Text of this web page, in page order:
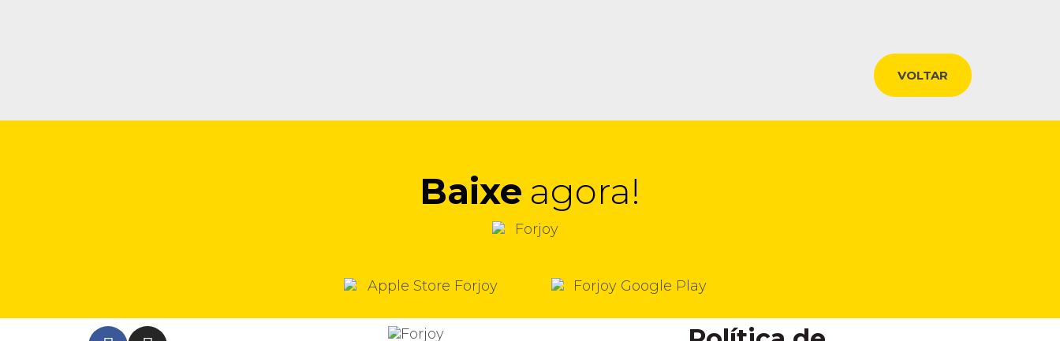
VOLTAR
Baixe agora!